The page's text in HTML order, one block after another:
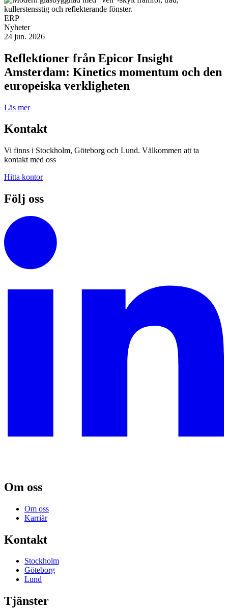
ERP
Nyheter
24 jun. 2026
Reflektioner från Epicor Insight
Amsterdam: Kinetics momentum och den
europeiska verkligheten
Läs mer
Kontakt
Vi finns i Stockholm, Göteborg och Lund. Välkommen att ta
kontakt med oss
Hitta kontor
Följ oss
Om oss
Om oss
Karriär
Kontakt
Stockholm
Göteborg
Lund
Tjänster